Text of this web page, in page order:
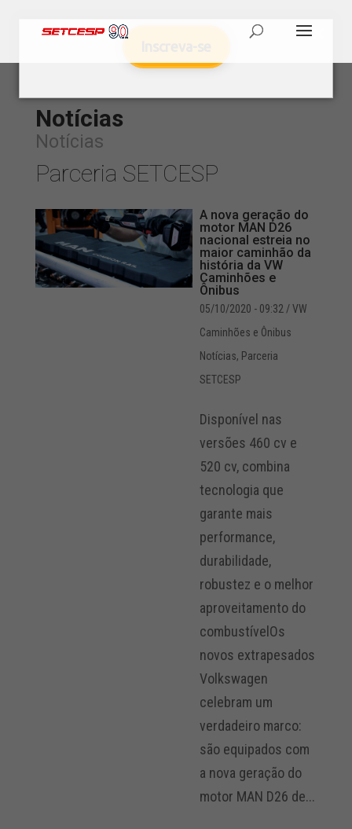
Notícias
Notícias
Parceria SETCESP
A nova geração do
motor MAN D26
nacional estreia no
maior caminhão da
história da VW
Caminhões e
Ônibus
05/10/2020 - 09:32 / VW
Caminhões e Ônibus
Notícias, Parceria
SETCESP
Disponível nas
versões 460 cv e
520 cv, combina
tecnologia que
garante mais
performance,
durabilidade,
robustez e o melhor
aproveitamento do
combustívelOs
novos extrapesados
Volkswagen
celebram um
verdadeiro marco:
são equipados com
a nova geração do
motor MAN D26 de...